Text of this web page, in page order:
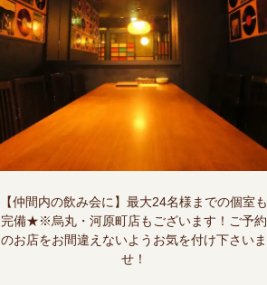
【仲間内の飲み会に】最大24名様までの個室も
完備★※烏丸・河原町店もございます！ご予約
のお店をお間違えないようお気を付け下さいま
せ！